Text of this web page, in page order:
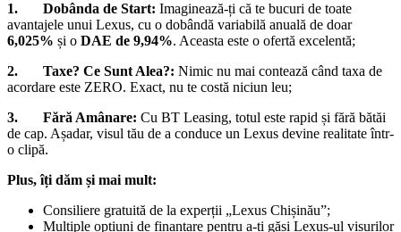
1. Dobânda de Start: Imaginează-ți că te bucuri de toate
avantajele unui Lexus, cu o dobândă variabilă anuală de doar
6,025% și o DAE de 9,94%. Aceasta este o ofertă excelentă;
2. Taxe? Ce Sunt Alea?: Nimic nu mai contează când taxa de
acordare este ZERO. Exact, nu te costă niciun leu;
3. Fără Amânare: Cu BT Leasing, totul este rapid și fără bătăi
de cap. Așadar, visul tău de a conduce un Lexus devine realitate într-
o clipă.
Plus, îți dăm și mai mult:
Consiliere gratuită de la experții „Lexus Chișinău”;
Multiple opțiuni de finanțare pentru a-ți găsi Lexus-ul visurilor